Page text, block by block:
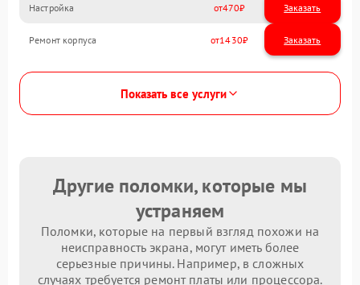
Настройка 470
Ремонт корпуса 1430
Показать все услуги
Другие поломки, которые мы
устраняем
Поломки, которые на первый взгляд похожи на
неисправность экрана, могут иметь более
серьезные причины. Например, в сложных
случаях требуется ремонт платы или процессора.